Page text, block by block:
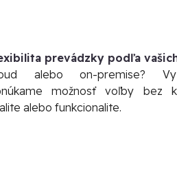
prevádzky podľa
alebo on-premise?
možnosť voľby bez
alebo funkcionalite.